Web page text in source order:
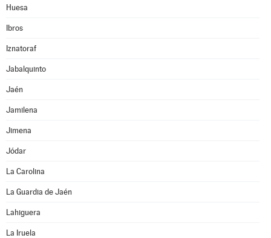
Huesa
Ibros
Iznatoraf
Jabalquinto
Jaén
Jamilena
Jimena
Jódar
La Carolina
La Guardia de Jaén
Lahiguera
La Iruela